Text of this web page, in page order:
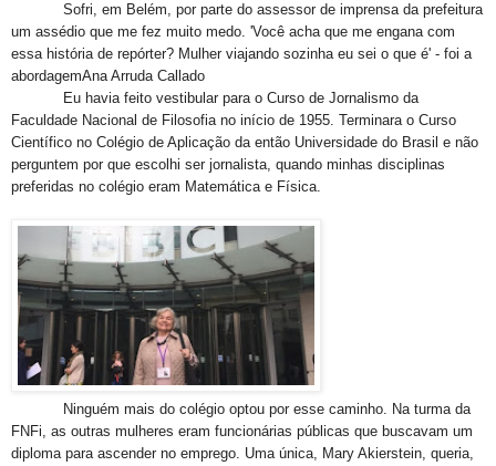
Sofri, em Belém, por parte do assessor de imprensa da prefeitura
um assédio que me fez muito medo. 'Você acha que me engana com
essa história de repórter? Mulher viajando sozinha eu sei o que é' - foi a
abordagemAna Arruda Callado
Eu havia feito vestibular para o Curso de Jornalismo da
Faculdade Nacional de Filosofia no início de 1955. Terminara o Curso
Científico no Colégio de Aplicação da então Universidade do Brasil e não
perguntem por que escolhi ser jornalista, quando minhas disciplinas
preferidas no colégio eram Matemática e Física.
Ninguém mais do colégio optou por esse caminho. Na turma da
FNFi, as outras mulheres eram funcionárias públicas que buscavam um
diploma para ascender no emprego. Uma única, Mary Akierstein, queria,